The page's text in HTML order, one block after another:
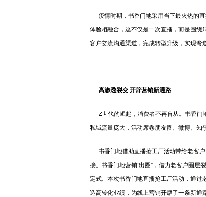
疫情时期，书香门地采用当下最火热的直
体验相融合，这不仅是一次直播，而是围绕
客户交流沟通渠道，完成转型升级，实现弯
高渗透裂变 开辟营销新通路
Z世代的崛起，消费者不再盲从。书香门
私域流量庞大，活动席卷朋友圈、微博、知
书香门地借助直播抢工厂活动带给老客户
接。书香门地营销“出圈”，借力老客户圈层
定式。本次书香门地直播抢工厂活动，通过
造高转化业绩，为线上营销开辟了一条新通路